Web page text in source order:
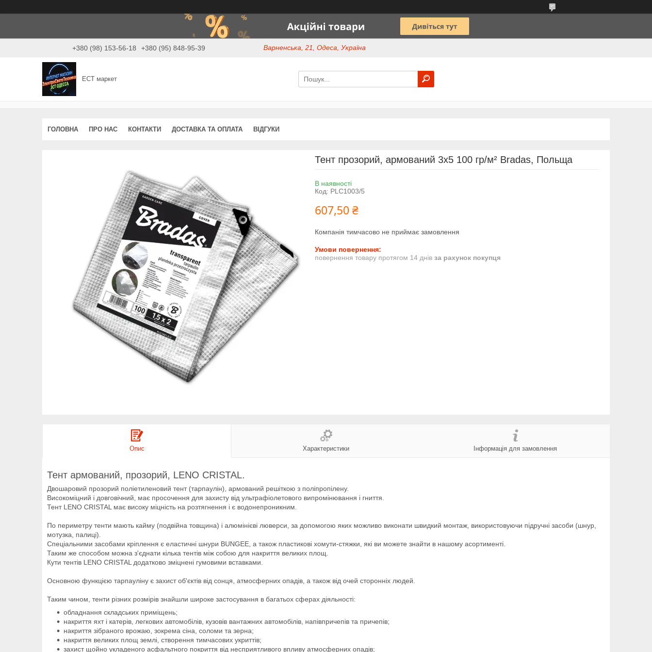
+380 (98) 153-56-18 +380 (95) 848-95-39 Варненська, 21, Одеса, Україна
ЕСТ маркет
ГОЛОВНА ПРО НАС КОНТАКТИ ДОСТАВКА ТА ОПЛАТА ВІДГУКИ
Тент прозорий, армований 3х5 100 гр/м² Bradas, Польща
В наявності
Код: PLC1003/5
607,50 ₴
Компанія тимчасово не приймає замовлення
повернення товару протягом 14 днів за рахунок покупця
Опис Характеристики Інформація для замовлення
Тент армований, прозорий, LENO CRISTAL.
Двошаровий прозорий поліетиленовий тент (тарпаулін), армований решіткою з поліпропілену.
Високоміцний і довговічний, має просочення для захисту від ультрафіолетового випромінювання і гниття.
Тент LENO CRISTAL має високу міцність на розтягнення і є водонепроникним.
По периметру тенти мають кайму (подвійна товщина) і алюмінієві люверси, за допомогою яких можливо виконати швидкий монтаж, використовуючи підручні засоби (шнур,
мотузка, палиці).
Спеціальними засобами кріплення є еластичні шнури BUNGEE, а також пластикові хомути-стяжки, які ви можете знайти в нашому асортименті.
Таким же способом можна з'єднати кілька тентів між собою для накриття великих площ.
Кути тентів LENO CRISTAL додатково зміцнені гумовими вставками.
Основною функцією тарпауліну є захист об'єктів від сонця, атмосферних опадів, а також від очей сторонніх людей.
Таким чином, тенти різних розмірів знайшли широке застосування в багатьох сферах діяльності:
обладнання складських приміщень;
накриття яхт і катерів, легкових автомобілів, кузовів вантажних автомобілів, напівпричепів та причепів;
накриття зібраного врожаю, зокрема сіна, соломи та зерна;
накриття великих площ землі, створення тимчасових укриттів;
захист щойно укладеного асфальтного покриття від несприятливого впливу атмосферних опадів;